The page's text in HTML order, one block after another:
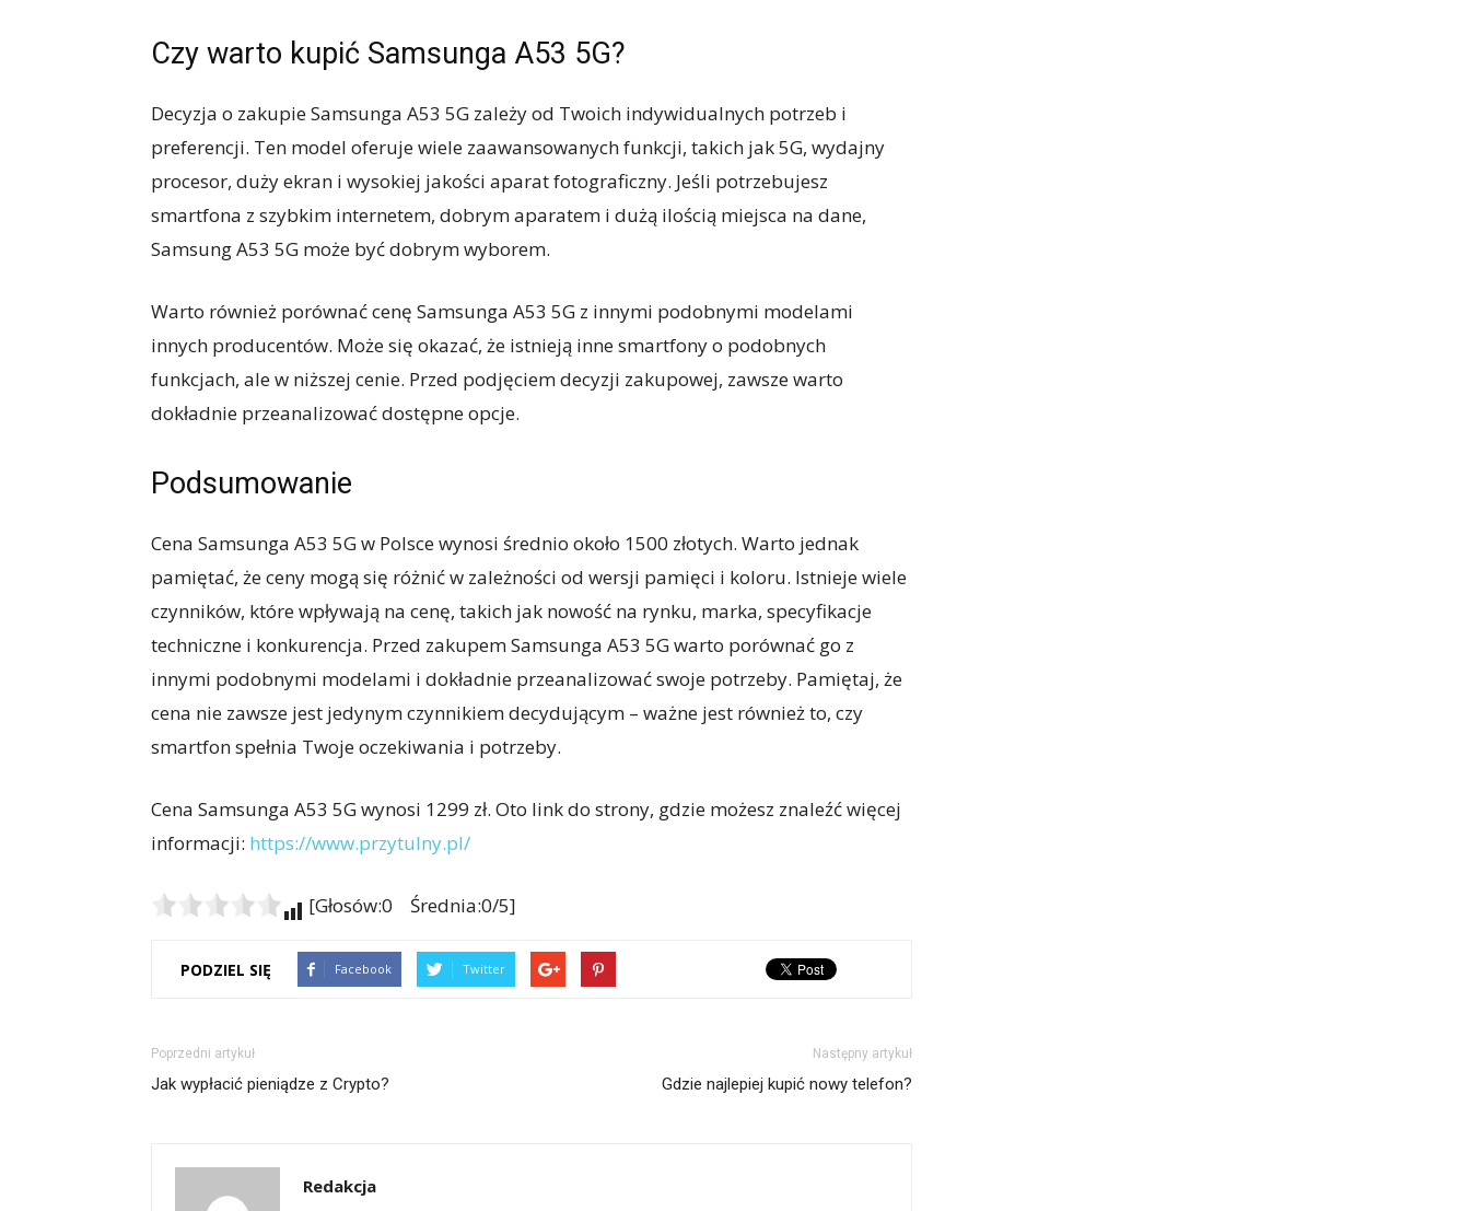
Czy warto kupić Samsunga A53 5G?
Decyzja o zakupie Samsunga A53 5G zależy od Twoich indywidualnych potrzeb i
preferencji. Ten model oferuje wiele zaawansowanych funkcji, takich jak 5G, wydajny
procesor, duży ekran i wysokiej jakości aparat fotograficzny. Jeśli potrzebujesz
smartfona z szybkim internetem, dobrym aparatem i dużą ilością miejsca na dane,
Samsung A53 5G może być dobrym wyborem.
Warto również porównać cenę Samsunga A53 5G z innymi podobnymi modelami
innych producentów. Może się okazać, że istnieją inne smartfony o podobnych
funkcjach, ale w niższej cenie. Przed podjęciem decyzji zakupowej, zawsze warto
dokładnie przeanalizować dostępne opcje.
Podsumowanie
Cena Samsunga A53 5G w Polsce wynosi średnio około 1500 złotych. Warto jednak
pamiętać, że ceny mogą się różnić w zależności od wersji pamięci i koloru. Istnieje wiele
czynników, które wpływają na cenę, takich jak nowość na rynku, marka, specyfikacje
techniczne i konkurencja. Przed zakupem Samsunga A53 5G warto porównać go z
innymi podobnymi modelami i dokładnie przeanalizować swoje potrzeby. Pamiętaj, że
cena nie zawsze jest jedynym czynnikiem decydującym – ważne jest również to, czy
smartfon spełnia Twoje oczekiwania i potrzeby.
Cena Samsunga A53 5G wynosi 1299 zł. Oto link do strony, gdzie możesz znaleźć więcej
informacji: https://www.przytulny.pl/
[Głosów:0 Średnia:0/5]
PODZIEL SIĘ Facebook Twitter
Poprzedni artykuł
Jak wypłacić pieniądze z Crypto?
Następny artykuł
Gdzie najlepiej kupić nowy telefon?
Redakcja